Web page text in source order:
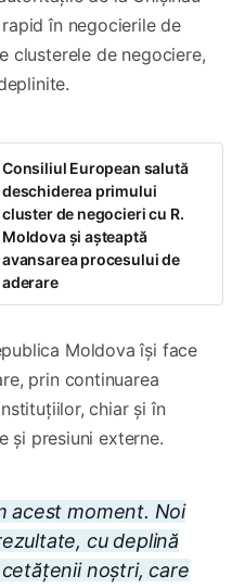
în negocierile de
clusterele de negociere,
Consiliul European salută
deschiderea primului
cluster de negocieri cu R.
Moldova și așteaptă
avansarea procesului de
aderare
Moldova își face
prin continuarea
chiar și în
și presiuni externe.
acest moment. Noi
cu deplină
noștri, care